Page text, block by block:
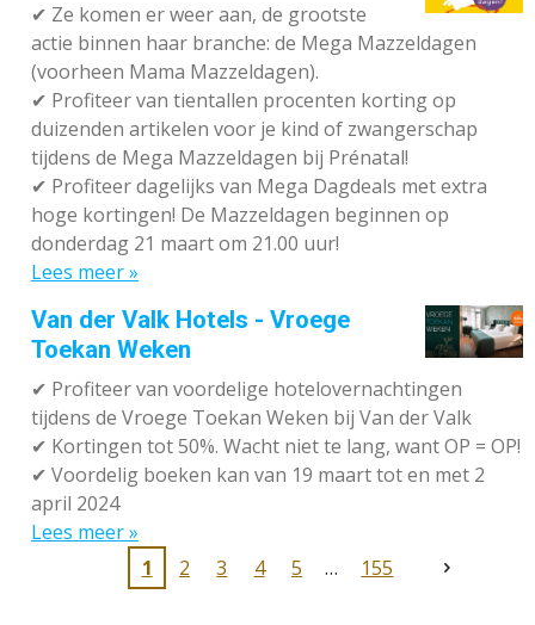
✔ Ze komen er weer aan, de grootste
actie binnen haar branche: de Mega Mazzeldagen
(voorheen Mama Mazzeldagen).
✔ Profiteer van tientallen procenten korting op
duizenden artikelen voor je kind of zwangerschap
tijdens de Mega Mazzeldagen bij Prénatal!
✔ Profiteer dagelijks van Mega Dagdeals met extra
hoge kortingen! De Mazzeldagen beginnen op
donderdag 21 maart om 21.00 uur!
Lees meer »
Van der Valk Hotels - Vroege
Toekan Weken
✔ Profiteer van voordelige hotelovernachtingen
tijdens de Vroege Toekan Weken bij Van der Valk
✔ Kortingen tot 50%. Wacht niet te lang, want OP = OP!
✔ Voordelig boeken kan van 19 maart tot en met 2
april 2024
Lees meer »
1
2 3 4 5 155